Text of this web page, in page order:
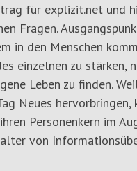
für explizit.net und
Fragen.
in den Menschen
einzelnen zu stärken,
Leben zu finden.
Neues
Personenkern im
von